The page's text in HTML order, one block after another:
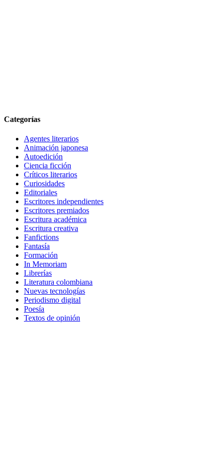
Categorías
Agentes literarios
Animación japonesa
Autoedición
Ciencia ficción
Críticos literarios
Curiosidades
Editoriales
Escritores independientes
Escritores premiados
Escritura académica
Escritura creativa
Fanfictions
Fantasía
Formación
In Memoriam
Librerías
Literatura colombiana
Nuevas tecnologías
Periodismo digital
Poesía
Textos de opinión